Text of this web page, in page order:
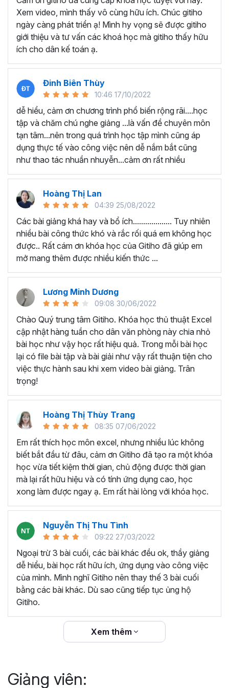
Học nhanh nhưng nhớ lâu bởi luôn có các bài tập
thực hành kèm với lý thuyết.
Các video bài giảng được xây dựng dựa trên các
chủ đề cụ thể, đồng thời chú trọng tối đa đến tính
ứng dụng cao. Đặc biệt, bộ videocác thủ thuật
khác, phù hợp với tất cả mọi đối tượng muốn tỏa
sáng nơi công sở với thủ thuật Excel nâng cao thông
minh và tạo kết quả bất ngờ trong công việc.
Bạn sẽ tự tin xử lý được mọi việc trên các công cụ
Excel một cách chuyên nghiệp giúp đẩy nhân được
tiến độ công việc, nâng cao hiệu suất làm việc lên
tới 5 lần.
Đặc biệt khiđăng ký khóa học EXG02học viên sẽ có cơ
hội nhận ưu đãi sở hữu trọn đời chỉ với
tác đăng ký khá đơn giản, bạn chỉ cần nhấn vào ĐĂNG
KÝ HỌC NGAY khóa học EXG08 trên gitiho.com là xong.
Nếu có bất cứ thắc mắc nào liên quan đến tớikhóa học
EXG02 - Thủ thuật Excel cập nhật hàng tuầnbạn hãy
để kết nối cho Gitiho qua hotline 0774 116 285 để được
tư vấn chi tiết nhé.
Nội dung bài giảng trong khóa
học thủ thuật trên Excel của
Gitiho?
Khóa học Thủ thuật Excel cập nhật các mẹo Excel văn
phòng hàng tuần, bạn có thể được update những nội
dung mới nhất về tin học văn phòng như sau:
Định dạng nhanh bằng công cụFormat Paintervà
toán, các thủ thuật excel tính tổng, đặt tên nhanh
cho bảng tính, hiển thị công thức trong ô, tạo ghi
chú và cố định dòng - cột.
Kỹ thuật định dạng và xử lý dữ liệu bao gồm tự động
thêm ký hiệu tiền tệ, viết biểu thức hóa học - toán
học và loại bỏ dữ liệu trùng lặp.
Tổng hợp thủ thuật với hàm, công thức bao gồm
cách tắt/mở gợi ý khi viết hàm, đặt tên và sử dụng
gian.
Tổng hợp hàm, công thức tính toán theo thời gian
như hàm tính toán theo tháng, tuổi, ngày hết hạn
hợp đồng,...
Hướng dẫn dùng các hàm và công thức nâng cao
nhưSUM, SUMIFS, VLOOKUP, INDEX, và các thủ
thuật hay trong Excel khác với hàm và công thức.
Những thiết lập chế độ làm việc trên Excel như thiết
lập theme, background, in ấn, và các thanh, tiêu đề,
đường kẻ lưới trong Excel.
và gán nội dung văn bản vào hình khối.
Xem video, mình thấy vô cùng hữu ích. Chúc gitiho
ngày càng phát triển ạ! Mình hy vọng sẽ được gitiho
giới thiệu và tư vấn các khoá học mà gitiho thấy hữu
ích cho dân kế toán ạ.
Đinh Biên Thùy
10:46 17/10/2022
dễ hiểu, cảm ơn chương trình phổ biến rộng rãi....học
tập và chăm chú nghe giảng ...là vấn đề chuyên môn
tạn tâm...nên trong quá trình học tập mình cũng áp
dụng thực tế vào công việc nên dễ nắm bắt cũng
như thao tác nhuần nhuyễn...cảm ơn rất nhiều
Hoàng Thị Lan
04:39 25/08/2022
Các bài giảng khá hay và bổ ích................... Tuy nhiên
nhiều bài công thức khó và rắc rối quá em không học
được.. Rất cám ơn khóa học của Gitiho đã giúp em
mở mang thêm được nhiều kiến thức ...
Lương Minh Dương
09:08 30/06/2022
Chào Quý trung tâm Gitiho. Khóa học thủ thuật Excel
cập nhật hàng tuần cho dân văn phòng này chia nhỏ
bài học như vậy học rất hiệu quả. Trong mỗi bài học
lại có file bài tập và bài giải như vậy rất thuận tiện cho
việc thực hành sau khi xem video bài giảng. Trân
trọng!
Hoàng Thị Thùy Trang
08:35 07/06/2022
Em rất thích học môn excel, nhưng nhiều lúc không
biết bắt đầu từ đâu, cảm ơn Gitiho đã tạo ra một khóa
học vừa tiết kiệm thời gian, chủ động được thời gian
mà lại rất hữu hiệu và có tính ứng dụng cao, học
xong làm được ngay ạ. Em rất hài lòng với khóa học.
Nguyễn Thị Thu Tình
09:22 27/03/2022
Ngoại trừ 3 bài cuối, các bài khác đều ok, thầy giảng
dễ hiểu, bài học rất hữu ích, ứng dụng vào công việc
của mình. Mình nghĩ Gitiho nên thay thế 3 bài cuối
bằng các bài khác. Dù sao cũng tiếp tục ủng hộ
Gitiho.
Xem thêm
Giảng viên: